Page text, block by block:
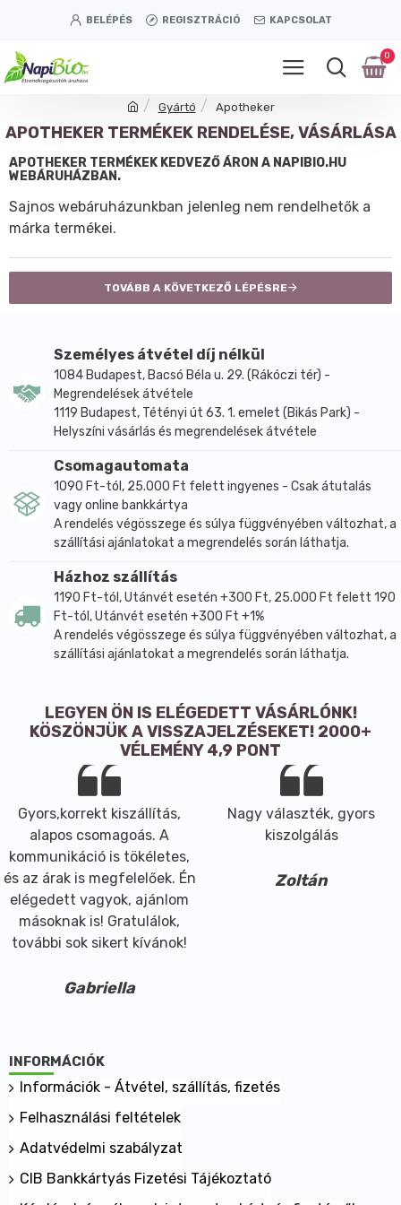
BELÉPÉS REGISZTRÁCIÓ KAPCSOLAT
0
Gyártó Apotheker
APOTHEKER TERMÉKEK RENDELÉSE, VÁSÁRLÁSA
APOTHEKER TERMÉKEK KEDVEZŐ ÁRON A NAPIBIO.HU
WEBÁRUHÁZBAN.
Sajnos webáruházunkban jelenleg nem rendelhetők a
márka termékei.
TOVÁBB A KÖVETKEZŐ LÉPÉSRE
Személyes átvétel díj nélkül
1084 Budapest, Bacsó Béla u. 29. (Rákóczi tér) -
Megrendelések átvétele
1119 Budapest, Tétényi út 63. 1. emelet (Bikás Park) -
Helyszíni vásárlás és megrendelések átvétele
Csomagautomata
1090 Ft-tól, 25.000 Ft felett ingyenes - Csak átutalás
vagy online bankkártya
A rendelés végösszege és súlya függvényében változhat, a
szállítási ajánlatokat a megrendelés során láthatja.
Házhoz szállítás
1190 Ft-tól, Utánvét esetén +300 Ft, 25.000 Ft felett 190
Ft-tól, Utánvét esetén +300 Ft +1%
A rendelés végösszege és súlya függvényében változhat, a
szállítási ajánlatokat a megrendelés során láthatja.
LEGYEN ÖN IS ELÉGEDETT VÁSÁRLÓNK!
KÖSZÖNJÜK A VISSZAJELZÉSEKET! 2000+
VÉLEMÉNY 4,9 PONT
Gyors,korrekt kiszállítás,
alapos csomagoás. A
kommunikáció is tökéletes,
és az árak is megfelelőek. Én
elégedett vagyok, ajánlom
másoknak is! Gratulálok,
további sok sikert kívánok!
Gabriella
Nagy választék, gyors
kiszolgálás
Zoltán
INFORMÁCIÓK
Információk - Átvétel, szállítás, fizetés
Felhasználási feltételek
Adatvédelmi szabályzat
CIB Bankkártyás Fizetési Tájékoztató